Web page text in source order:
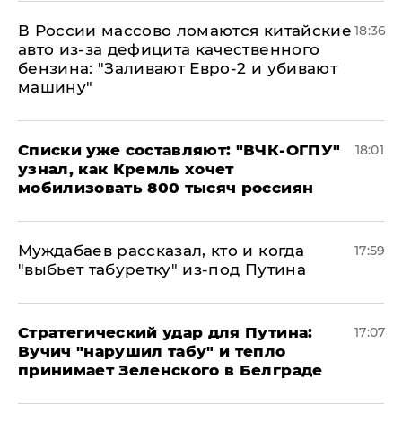
В России массово ломаются китайские
авто из-за дефицита качественного
бензина: "Заливают Евро-2 и убивают
машину"
18:36
Списки уже составляют: "ВЧК-ОГПУ"
узнал, как Кремль хочет
мобилизовать 800 тысяч россиян
18:01
Муждабаев рассказал, кто и когда
"выбьет табуретку" из-под Путина
17:59
Стратегический удар для Путина:
Вучич "нарушил табу" и тепло
принимает Зеленского в Белграде
17:07